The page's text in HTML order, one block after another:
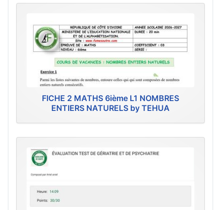
FICHE 2 MATHS 6ième L1 NOMBRES
ENTIERS NATURELS by TEHUA